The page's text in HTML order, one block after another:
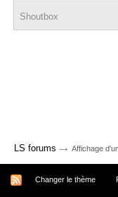
Shoutbox
LS forums → Affichage
Changer le thème